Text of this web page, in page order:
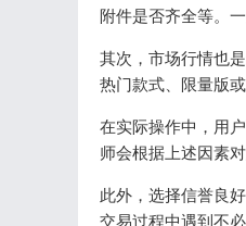
附件是否齐全等。
其次，市场行情也
热门款式、限量版
在实际操作中，用
师会根据上述因素
此外，选择信誉良
交易过程中遇到不必